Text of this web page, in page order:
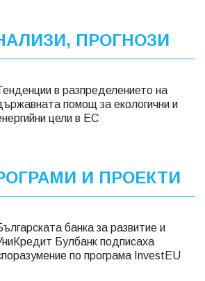
ПРОГНОЗИ
в разпределението на
помощ за екологични и
цели в ЕС
И ПРОЕКТИ
банка за развитие и
Булбанк подписаха
по програма InvestEU